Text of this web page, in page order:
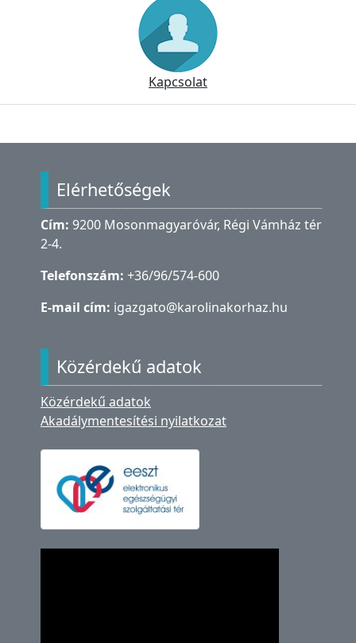
Kapcsolat
Elérhetőségek
Cím: 9200 Mosonmagyaróvár, Régi Vámház tér
2-4.
Telefonszám: +36/96/574-600
E-mail cím: igazgato@karolinakorhaz.hu
Közérdekű adatok
Közérdekű adatok
Akadálymentesítési nyilatkozat